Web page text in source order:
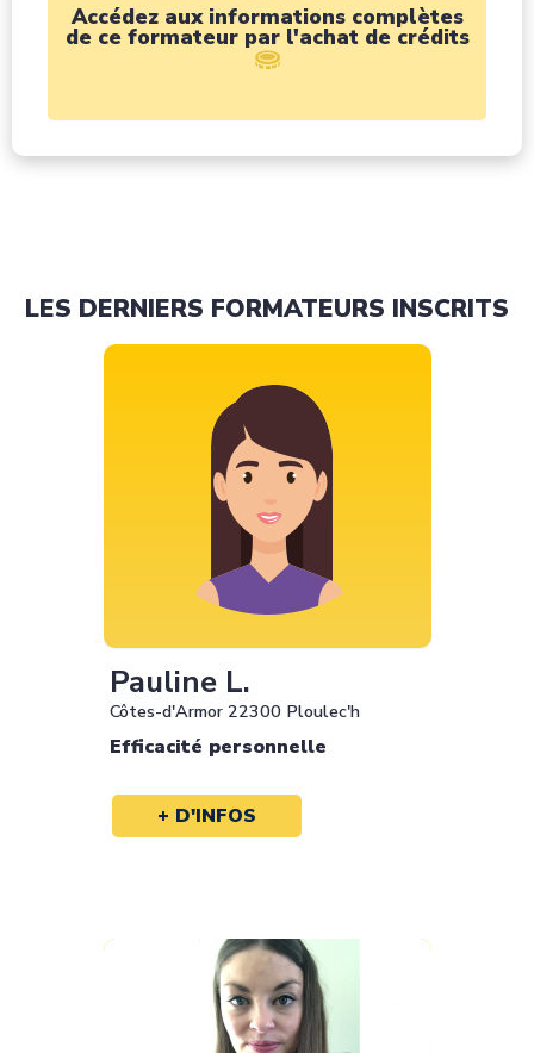
Accédez aux informations complètes
de ce formateur par l'achat de crédits
LES DERNIERS FORMATEURS INSCRITS
Pauline L.
Côtes-d'Armor 22300 Ploulec'h
Efficacité personnelle
+ D'INFOS